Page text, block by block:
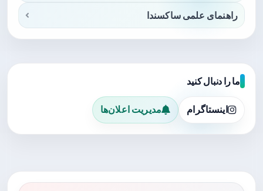
راهنمای علمی ساکسندا
ما را دنبال کنید
اینستاگرام مدیریت اعلان‌ها